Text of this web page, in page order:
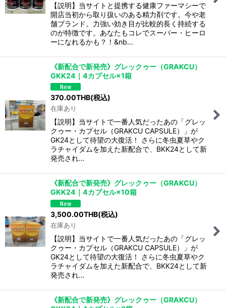
【説明】当サイトと提携する健康ファーマシーで
開店当初から取り扱いのある精力剤です。今や老
舗ブランド。力強い効き目が比較的長く持続する
のが特徴です。あなたもコレでスーパー・ヒーロ
ーになれるかも？！&nb…
《新配合で新発売》グレックゥー（GRAKCU）
GKK24｜4カプセル×1箱
370.00THB(税込)
在庫あり
【説明】当サイトで一番人気だったあの「グレッ
クゥー・カプセル（GRAKCU CAPSULE）」が
GK24として待望の大復活！ さらに冬虫夏草やク
ラチャイダムを加えた新配合で、BKK24として新
発売され…
《新配合で新発売》グレックゥー（GRAKCU）
GKK24｜4カプセル×10箱
3,500.00THB(税込)
在庫あり
【説明】当サイトで一番人気だったあの「グレッ
クゥー・カプセル（GRAKCU CAPSULE）」が
GK24として待望の大復活！ さらに冬虫夏草やク
ラチャイダムを加えた新配合で、BKK24として新
発売され…
《新配合で新発売》グレックゥー（GRAKCU）